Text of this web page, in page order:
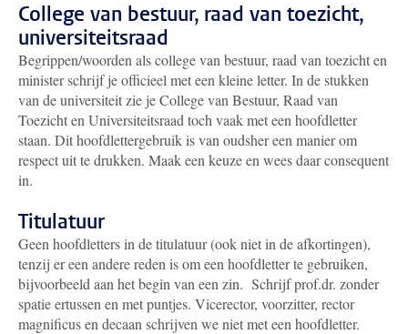
College van bestuur, raad van toezicht,
universiteitsraad
Begrippen/woorden als college van bestuur, raad van toezicht en
minister schrijf je officieel met een kleine letter. In de stukken
van de universiteit zie je College van Bestuur, Raad van
Toezicht en Universiteitsraad toch vaak met een hoofdletter
staan. Dit hoofdlettergebruik is van oudsher een manier om
respect uit te drukken. Maak een keuze en wees daar consequent
in.
Titulatuur
Geen hoofdletters in de titulatuur (ook niet in de afkortingen),
tenzij er een andere reden is om een hoofdletter te gebruiken,
bijvoorbeeld aan het begin van een zin. Schrijf prof.dr. zonder
spatie ertussen en met puntjes. Vicerector, voorzitter, rector
magnificus en decaan schrijven we niet met een hoofdletter.